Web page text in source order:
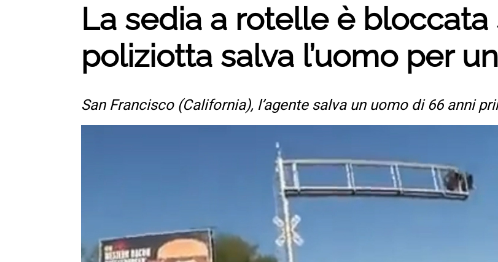
La sedia a rotelle è bloccata
poliziotta salva l’uomo per
San Francisco (California), l’agente salva un uomo di 66 anni